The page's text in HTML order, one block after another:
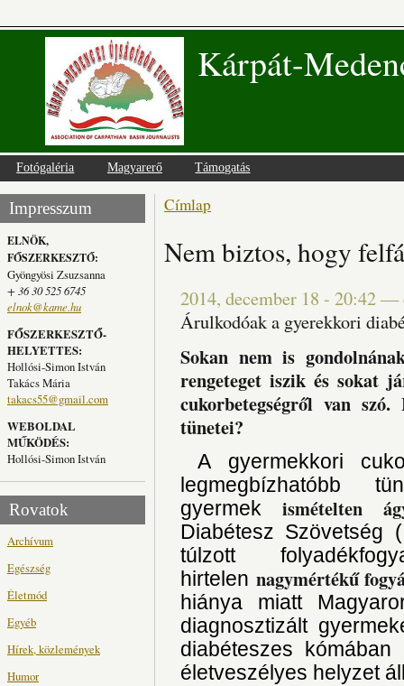
Kárpát-
Fotógaléria Magyarerő Támogatás
Impresszum
ELNÖK,
FŐSZERKESZTŐ:
Gyöngyösi Zsuzsanna
+ 36 30 525 6745
elnok@kame.hu
FŐSZERKESZTŐ-
HELYETTES:
Hollósi-Simon István
Takács Mária
takacs55@gmail.com
WEBOLDAL
MŰKÖDÉS:
Hollósi-Simon István
Rovatok
Archívum
Egészség
Életmód
Egyéb
Hírek, közlemények
Humor
Jelenlegi hely
Címlap
Nem biztos, hogy
2014, december 18 - 20:42—
Árulkodóak a gyerekkori
Sokan nem is
rengeteget iszik és sokat
cukorbetegségről van
tünetei?
A gyermekkori
legmegbízhatóbb
gyermekismételten
Diabétesz Szövetség
túlzott
hirtelen nagymértékű
hiánya miatt
diagnosztizált
diabéteszes
életveszélyes helyzet